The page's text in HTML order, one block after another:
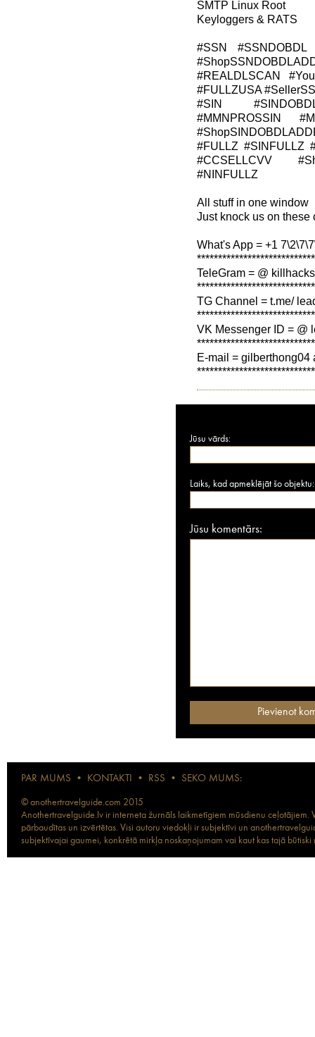
SMTP Linux Root
Keyloggers & RATS
#SSN
#REALDLSCAN
#FULLZUSA
#SIN
#MMNPROSSIN
#FULLZ #SINFULLZ
#CCSELLCVV
#NINFULLZ
All stuff in one window
Just knock us on these
What's App = +1
TeleGram = @
TG Channel = t.me/
VK Messenger ID = @
E-mail = gilberthong04
Jūsu vārds:
Laiks, kad apmeklējāt šo objektu:
Jūsu komentārs:
PAR MUMS • KONTAKTI • RSS • SEKO MUMS:
© anothertravelguide.com 2015
Anothertravelguide.lv ir interneta žurnāls laikmetīgiem mūsdienu
pārbaudītas un izvērtētas. Visi autoru viedokļi ir subjektīvi un
subjektīvajai gaumei, konkrētā mirkļa noskaņojumam vai kaut kas tajā